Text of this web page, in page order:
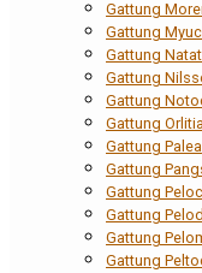
Gattung
Gattung
Gattung
Gattung
Gattung
Gattung
Gattung Palea
Gattung
Gattung
Gattung
Gattung
Gattung